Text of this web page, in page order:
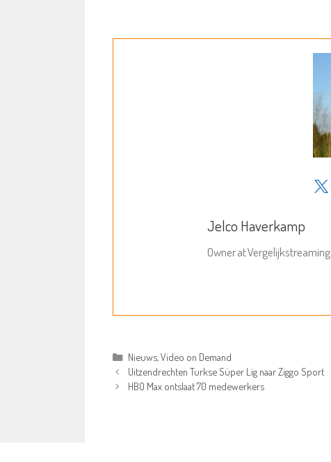
Jelco Haverkamp
OwneratVergelijkstreaming
Categorieën
Nieuws, Video on Demand
Uitzendrechten Turkse Süper Lig naar Ziggo Sport
HBO Max ontslaat 70 medewerkers